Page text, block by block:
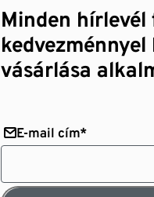
Minden
vásárlása
E-mail cím*